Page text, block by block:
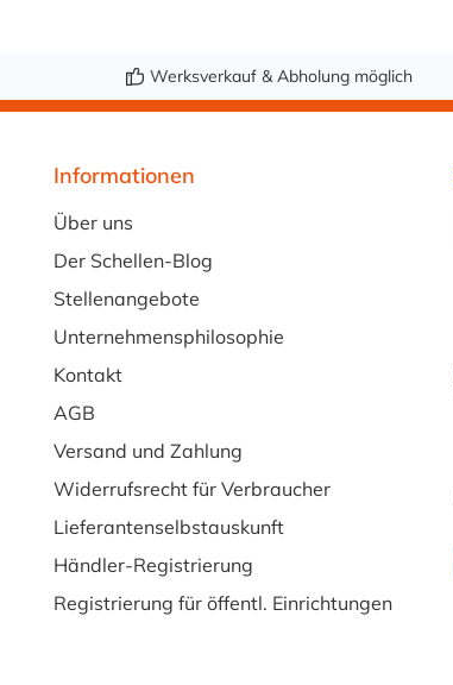
Werksverkauf & Abholung möglich
Informationen
Über uns
Der Schellen-Blog
Stellenangebote
Unternehmensphilosophie
Kontakt
AGB
Versand und Zahlung
Widerrufsrecht für Verbraucher
Lieferantenselbstauskunft
Händler-Registrierung
Registrierung für öffentl. Einrichtungen